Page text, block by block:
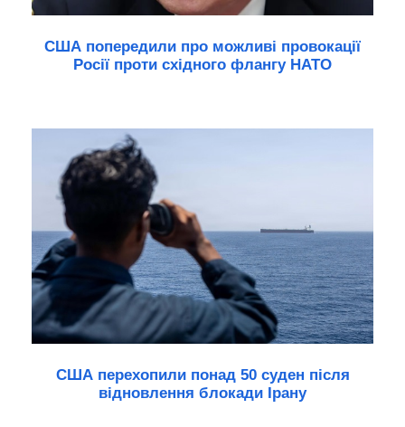
США попередили про можливі провокації
Росії проти східного флангу НАТО
США перехопили понад 50 суден після
відновлення блокади Ірану